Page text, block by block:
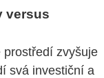
versus
prostředí zvyšuje
svá investiční a